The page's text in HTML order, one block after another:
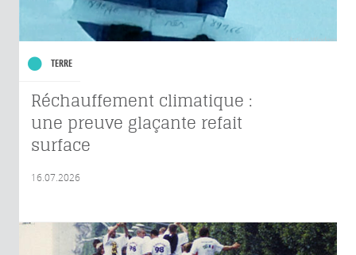
TERRE
Réchauffement climatique :
une preuve glaçante refait
surface
16.07.2026